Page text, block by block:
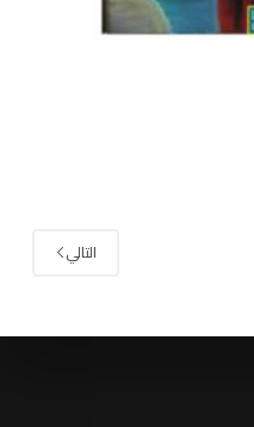
التالي